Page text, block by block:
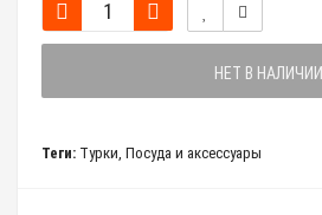
НЕТ В НАЛИЧИИ
Теги: Турки, Посуда и аксессуары